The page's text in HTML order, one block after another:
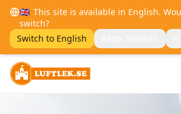
🇬🇧 This site is available in English.
switch?
Switch to English